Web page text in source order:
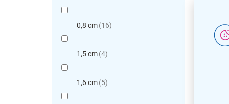
0,8 cm 16
1,5 cm 4
1,6 cm 5